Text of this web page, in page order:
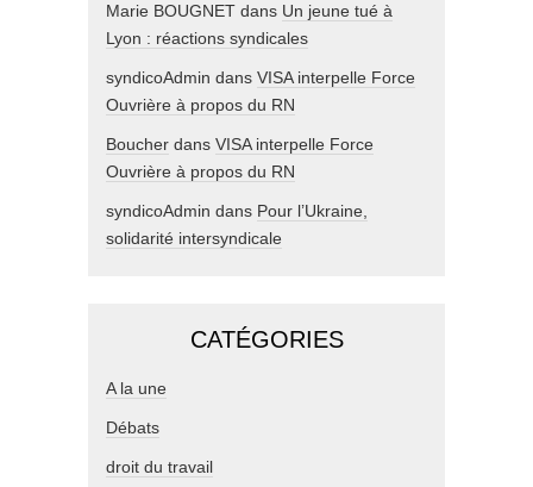
Marie BOUGNET dans Un jeune tué à
Lyon : réactions syndicales
syndicoAdmin dans VISA interpelle Force
Ouvrière à propos du RN
Boucher dans VISA interpelle Force
Ouvrière à propos du RN
syndicoAdmin dans Pour l’Ukraine,
solidarité intersyndicale
CATÉGORIES
A la une
Débats
droit du travail